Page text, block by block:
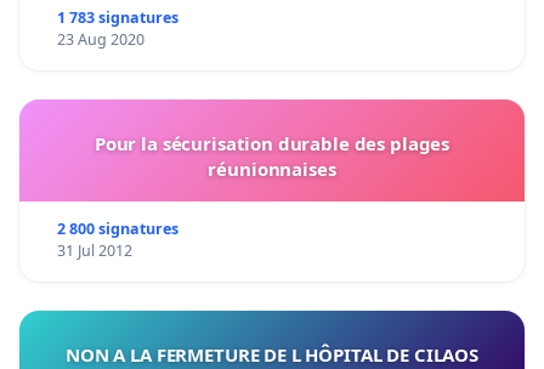
1 783 signatures
23 Aug 2020
Pour la sécurisation durable des plages
réunionnaises
2 800 signatures
31 Jul 2012
NON A LA FERMETURE DE L HÔPITAL DE CILAOS